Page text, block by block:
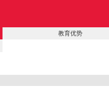
教育优势